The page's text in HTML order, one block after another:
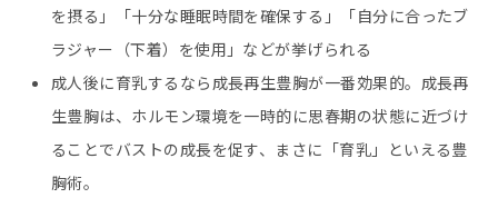
を摂る」「十分な睡眠時間を確保する」「自分に合ったブ
ラジャー（下着）を使用」などが挙げられる
成人後に育乳するなら成長再生豊胸が一番効果的。成長再
生豊胸は、ホルモン環境を一時的に思春期の状態に近づけ
ることでバストの成長を促す、まさに「育乳」といえる豊
胸術。